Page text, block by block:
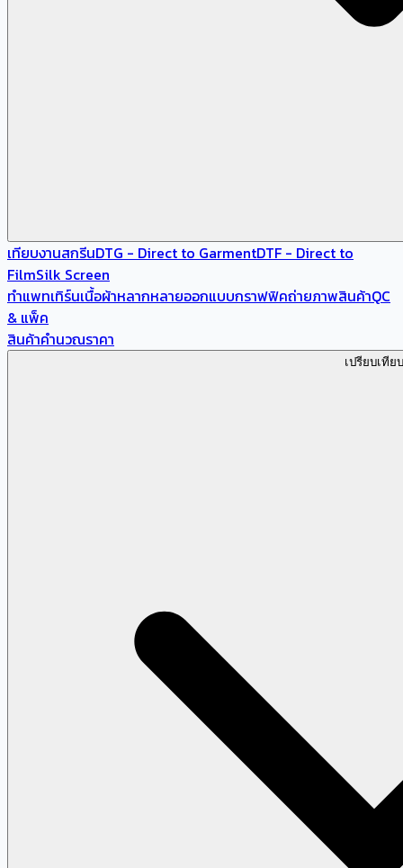
เทียบงานสกรีนDTG - Direct to GarmentDTF - Direct to
FilmSilk Screen
ทำแพทเทิร์นเนื้อผ้าหลากหลายออกแบบกราฟฟิคถ่ายภาพสินค้าQC
& แพ็ค
สินค้าคำนวณราคา
เปรียบเทียบ